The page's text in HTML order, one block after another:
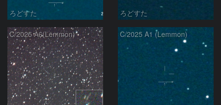
ろどすた ろどすた
C/2025 A6(Lemmon) C/2025 A1 (Lemmon)